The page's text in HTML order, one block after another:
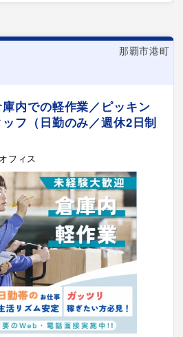
那覇市港町
内での軽作業／ピッキン
フ（日勤のみ／週休2日制
フィス